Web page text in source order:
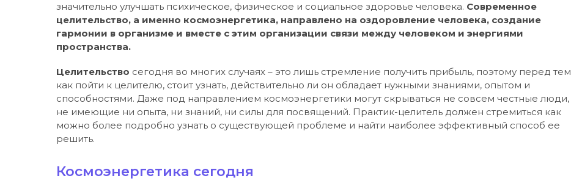
значительно улучшать психическое, физическое и социальное здоровье человека. Современное
целительство, а именно космоэнергетика, направлено на оздоровление человека, создание
гармонии в организме и вместе с этим организации связи между человеком и энергиями
пространства.
Целительство сегодня во многих случаях – это лишь стремление получить прибыль, поэтому перед тем
как пойти к целителю, стоит узнать, действительно ли он обладает нужными знаниями, опытом и
способностями. Даже под направлением космоэнергетики могут скрываться не совсем честные люди,
не имеющие ни опыта, ни знаний, ни силы для посвящений. Практик-целитель должен стремиться как
можно более подробно узнать о существующей проблеме и найти наиболее эффективный способ ее
решить.
Космоэнергетика сегодня